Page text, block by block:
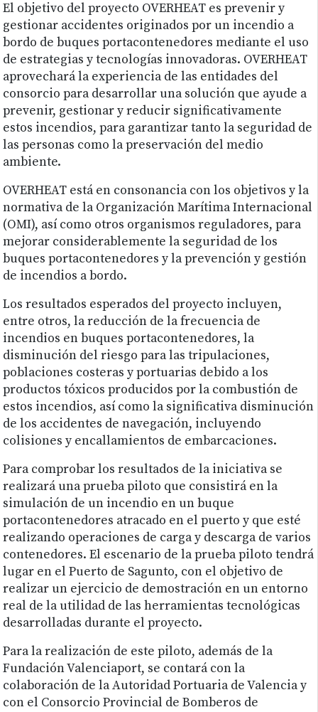
El objetivo del proyecto OVERHEAT es prevenir y
gestionar accidentes originados por un incendio a
bordo de buques portacontenedores mediante el uso
de estrategias y tecnologías innovadoras. OVERHEAT
aprovechará la experiencia de las entidades del
consorcio para desarrollar una solución que ayude a
prevenir, gestionar y reducir significativamente
estos incendios, para garantizar tanto la seguridad de
las personas como la preservación del medio
ambiente.
OVERHEAT está en consonancia con los objetivos y la
normativa de la Organización Marítima Internacional
(OMI), así como otros organismos reguladores, para
mejorar considerablemente la seguridad de los
buques portacontenedores y la prevención y gestión
de incendios a bordo.
Los resultados esperados del proyecto incluyen,
entre otros, la reducción de la frecuencia de
incendios en buques portacontenedores, la
disminución del riesgo para las tripulaciones,
poblaciones costeras y portuarias debido a los
productos tóxicos producidos por la combustión de
estos incendios, así como la significativa disminución
de los accidentes de navegación, incluyendo
colisiones y encallamientos de embarcaciones.
Para comprobar los resultados de la iniciativa se
realizará una prueba piloto que consistirá en la
simulación de un incendio en un buque
portacontenedores atracado en el puerto y que esté
realizando operaciones de carga y descarga de varios
contenedores. El escenario de la prueba piloto tendrá
lugar en el Puerto de Sagunto, con el objetivo de
realizar un ejercicio de demostración en un entorno
real de la utilidad de las herramientas tecnológicas
desarrolladas durante el proyecto.
Para la realización de este piloto, además de la
Fundación Valenciaport, se contará con la
colaboración de la Autoridad Portuaria de Valencia y
con el Consorcio Provincial de Bomberos de